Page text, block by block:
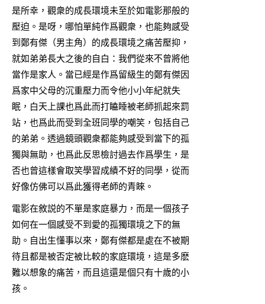
是所幸，觀衆的成長環境未至於如電影那般的
壓迫。是呀，哪怕單純作爲觀衆，也能夠感受
到鄭有傑（男主角）的成長環境之痛苦壓抑，
就如弟弟長大之後的自白：我們從來不曾將他
當作是家人。當已經是作爲留級生的鄭有傑因
爲家中父母的沉重壓力而令他小小年紀就失
眠，白天上課也爲此而打瞌睡被老師抓起來罰
站，也爲此而受到全班同學的嘲笑，包括自己
的弟弟。透過鏡頭觀衆都能夠感受到當下的孤
獨與無助，也爲此反思檢討過去作爲學生，是
否也曾這樣會取笑學習成績不好的同學，從而
好像仿佛可以爲此獲得老師的青睞。
電影在敘説的不單是家庭暴力，而是一個孩子
如何在一個感受不到愛的孤獨環境之下的無
助。自出生懂事以來，鄭有傑都是處在不被期
待且都是被否定被比較的家庭環境，這是多麽
難以想象的痛苦，而且這還是個只有十歲的小
孩。